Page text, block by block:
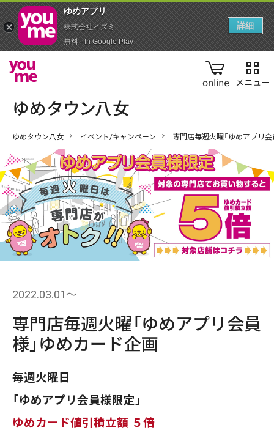
online
ゆめタウン八女 イベント/キャンペーン 専門店毎週火曜「ゆめアプリ
2022.03.01〜
専門店毎週火曜「ゆめアプリ会員
様」ゆめカード企画
毎週火曜日
「ゆめアプリ会員様限定」
ゆめカード値引積立額 ５倍
ゆめアプ‪リ‬
株式会社イズミ
無料 - In Google Play
詳細